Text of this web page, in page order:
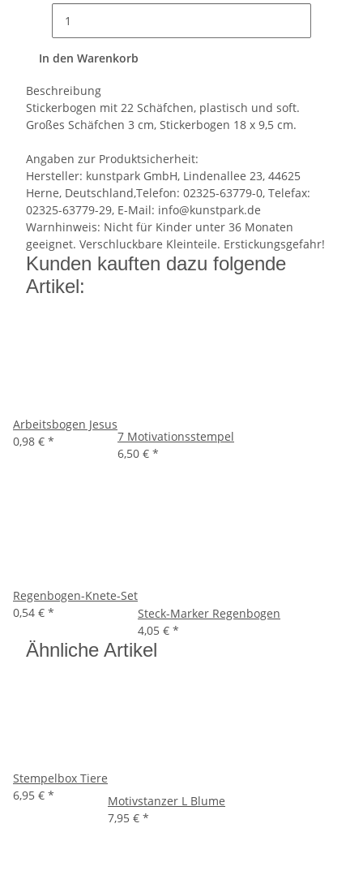
In den Warenkorb
Beschreibung
Stickerbogen mit 22 Schäfchen, plastisch und soft.
Großes Schäfchen 3 cm, Stickerbogen 18 x 9,5 cm.
Angaben zur Produktsicherheit:
Hersteller: kunstpark GmbH, Lindenallee 23, 44625
Herne, Deutschland,Telefon: 02325-63779-0, Telefax:
02325-63779-29, E-Mail: info@kunstpark.de
Warnhinweis: Nicht für Kinder unter 36 Monaten
geeignet. Verschluckbare Kleinteile. Erstickungsgefahr!
Kunden kauften dazu folgende
Artikel:
Arbeitsbogen Jesus
0,98 € *
7 Motivationsstempel
6,50 € *
Regenbogen-Knete-Set
0,54 € *
Steck-Marker Regenbogen
4,05 € *
Ähnliche Artikel
Stempelbox Tiere
6,95 € *
Motivstanzer L Blume
7,95 € *